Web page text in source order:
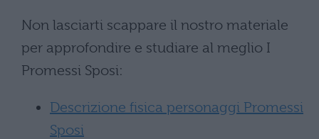
Non lasciarti scappare il nostro materiale
per approfondire e studiare al meglio I
Promessi Sposi:
Descrizione fisica personaggi Promessi
Sposi